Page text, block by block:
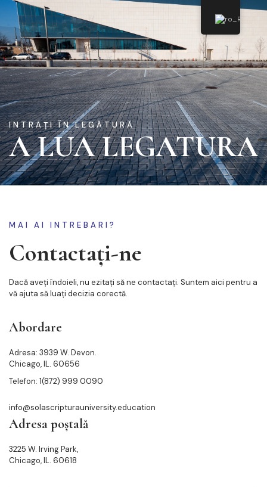
SSUeLearning
INTRAȚI ÎN LEGĂTURĂ
A LUA LEGATURA
MAI AI INTREBARI?
Contactaţi-ne
Dacă aveți îndoieli, nu ezitați să ne contactați. Suntem aici pentru a
vă ajuta să luați decizia corectă.
Abordare
Adresa: 3939 W. Devon.
Chicago, IL. 60656
Telefon: 1(872) 999 0090
info@solascripturauniversity.education
Adresa poștală
3225 W. Irving Park,
Chicago, IL. 60618